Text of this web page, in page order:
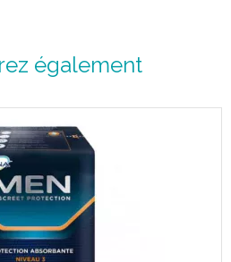
également